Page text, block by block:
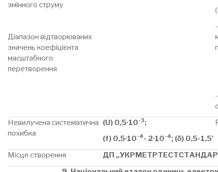
змінного струму
Діапазон відтворюваних
значень коефіцієнта
масштабного
перетворення
Невилучена систематична
похибка
(U) 0,5·10-3;
(f) 0,5·10-4- 2·10-4; (δ) 0,5-1,5'
Місце створення
ДП